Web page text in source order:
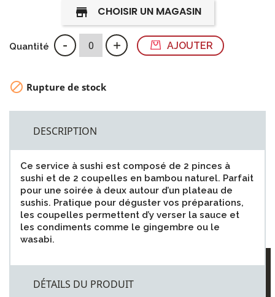
store CHOISIR UN MAGASIN
Quantité - + AJOUTER
 Rupture de stock
DESCRIPTION
Ce service à sushi est composé de 2 pinces à
sushi et de 2 coupelles en bambou naturel. Parfait
pour une soirée à deux autour d’un plateau de
sushis. Pratique pour déguster vos préparations,
les coupelles permettent d’y verser la sauce et
les condiments comme le gingembre ou le
wasabi.
DÉTAILS DU PRODUIT